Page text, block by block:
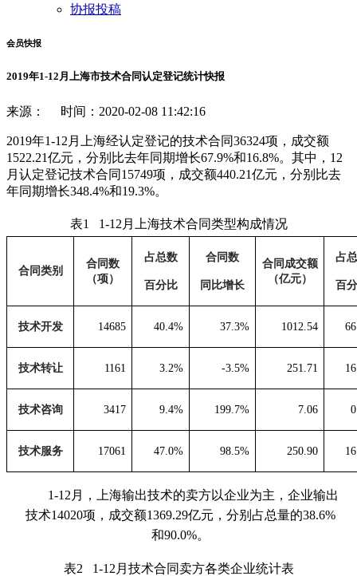
协报投稿
会员快报
2019年1-12月上海市技术合同认定登记统计快报
来源： 时间：2020-02-08 11:42:16
2019年1-12月上海经认定登记的技术合同36324项，成交额
1522.21亿元，分别比去年同期增长67.9%和16.8%。其中，12
月认定登记技术合同15749项，成交额440.21亿元，分别比去
年同期增长348.4%和19.3%。
表1 1-12 月上海技术合同类型构成情况
合同类别
合同数
（项）
占总数
百分比
合同数
同比增长
合同成交额
（亿元）
占
百
技术开发 14685 40.4% 37.3% 1012.54
技术转让 1161 3.2% -3.5% 251.71
技术咨询 3417 9.4% 199.7% 7.06
技术服务 17061 47.0% 98.5% 250.90
1-12月，上海输出技术的卖方以企业为主，企业输出
技术14020项，成交额1369.29亿元，分别占总量的38.6%
和90.0%。
表2 1-12 月技术合同卖方各类企业统计表